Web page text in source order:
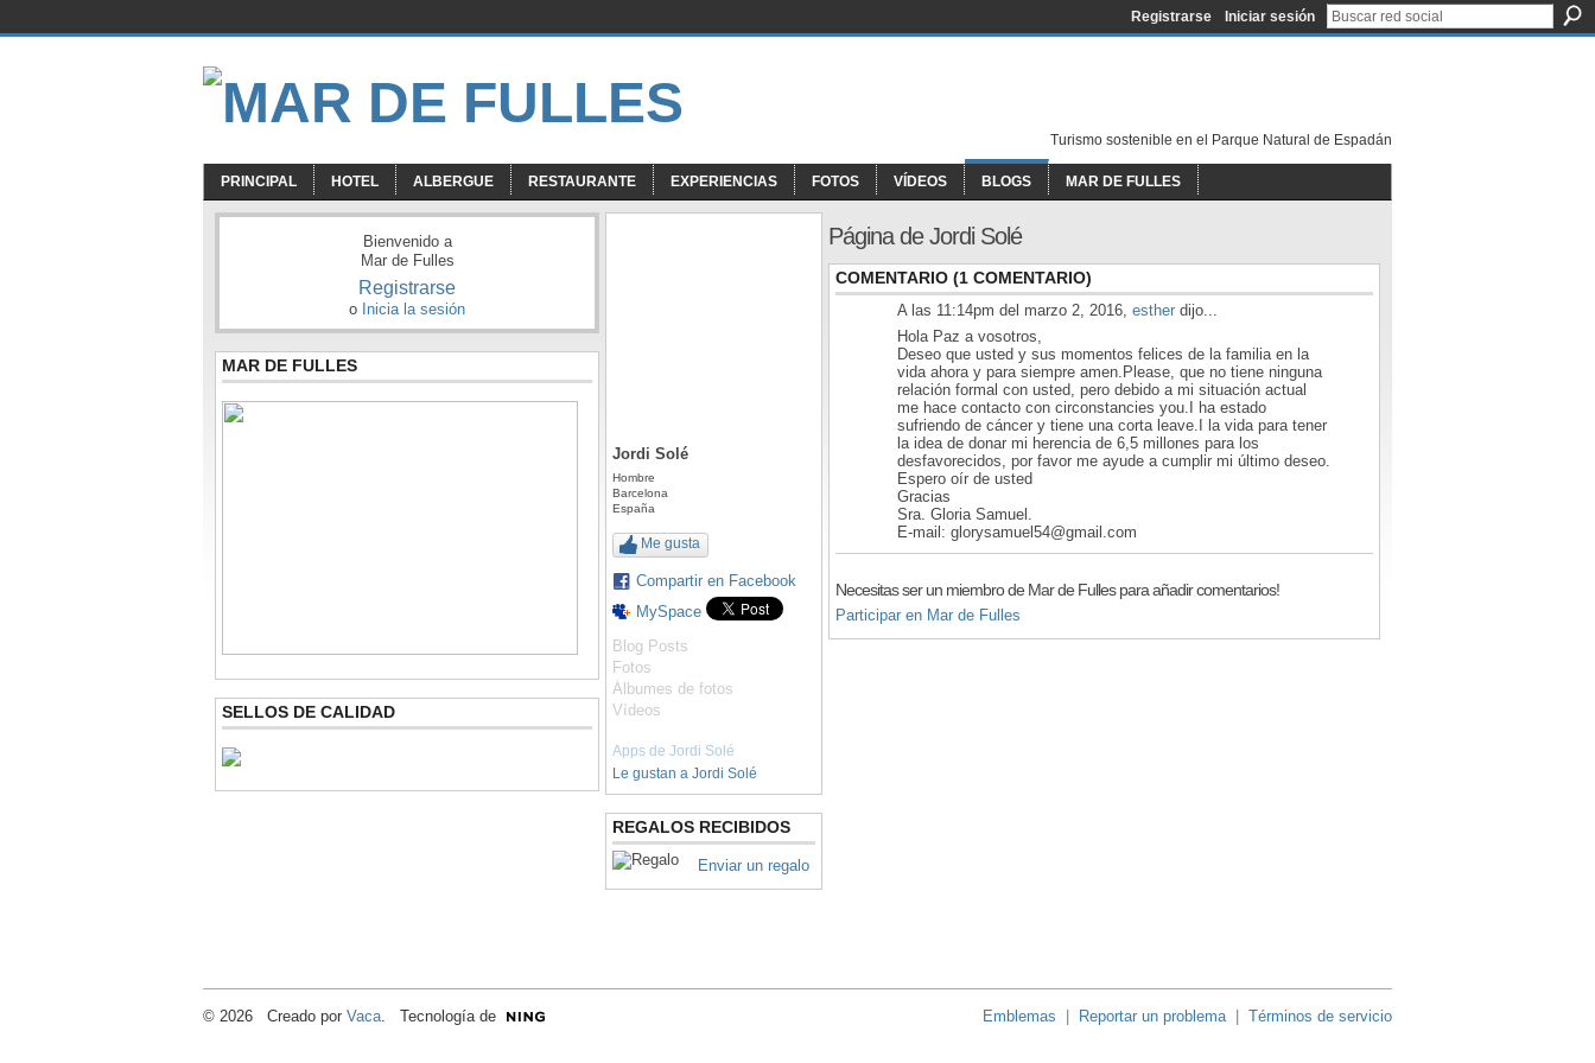
Registrarse Iniciar sesión
Turismo sostenible en el Parque Natural de Espadán
PRINCIPAL HOTEL ALBERGUE RESTAURANTE EXPERIENCIAS FOTOS VÍDEOS BLOGS MAR DE FULLES
Bienvenido a
Mar de Fulles
Registrarse
o Inicia la sesión
MAR DE FULLES
SELLOS DE CALIDAD
Jordi Solé
Hombre
Barcelona
España
Me gusta
Compartir en Facebook
MySpace
Blog Posts
Fotos
Álbumes de fotos
Vídeos
Apps de Jordi Solé
Le gustan a Jordi Solé
REGALOS RECIBIDOS
Enviar un regalo
Página de Jordi Solé
COMENTARIO (1 COMENTARIO)
A las 11:14pm del marzo 2, 2016, esther dijo...
Hola Paz a vosotros,
Deseo que usted y sus momentos felices de la familia en la
vida ahora y para siempre amen.Please, que no tiene ninguna
relación formal con usted, pero debido a mi situación actual
me hace contacto con circonstancies you.I ha estado
sufriendo de cáncer y tiene una corta leave.I la vida para tener
la idea de donar mi herencia de 6,5 millones para los
desfavorecidos, por favor me ayude a cumplir mi último deseo.
Espero oír de usted
Gracias
Sra. Gloria Samuel.
E-mail: glorysamuel54@gmail.com
Necesitas ser un miembro de Mar de Fulles para añadir comentarios!
Participar en Mar de Fulles
© 2026 Creado por Vaca. Tecnología de Emblemas Reportar un problema| Términos de servicio